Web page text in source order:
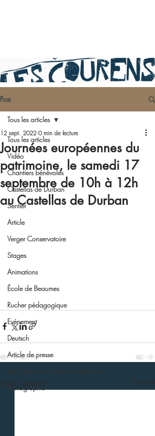
Post
Tous les articles
Vidéo
Chantiers bénévoles
Castellas de Durban
Sentier
Article
Verger Conservatoire
Stages
Animations
École de Beaumes
Rucher pédagogique
Evénement
Deutsch
Article de presse
Bibliographie
Tous les articles
Journées européennes du
patrimoine, le samedi 17
septembre de 10h à 12h
au Castellas de Durban
12 sept. 2022 0 min de lecture
Posts récents Voir tout